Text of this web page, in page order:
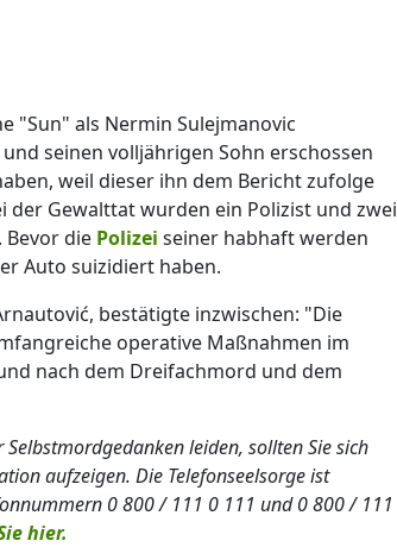
"Sun" als Nermin Sulejmanovic
seinen volljährigen Sohn erschossen
weil dieser ihn dem Bericht zufolge
der Gewalttat wurden ein Polizist und zwei
Bevor die Polizei seiner habhaft werden
Auto suizidiert haben.
bestätigte inzwischen: "Die
operative Maßnahmen im
nach dem Dreifachmord und dem
leiden, sollten Sie sich
aufzeigen. Die Telefonseelsorge ist
0 800 / 111 0 111 und 0 800 / 111
hier.